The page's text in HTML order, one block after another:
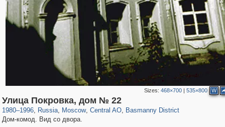
Sizes:468×700 |535×800 W
Улица Покровка, дом № 22
1980–1996, Russia
1,407,345 29,248
, Moscow
319,882 8,286
, Central AO
160,021 5,916
, Basmanny District
13,204
Дом-комод. Вид со двора.